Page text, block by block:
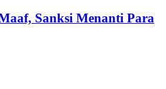
Sanksi Menanti Para